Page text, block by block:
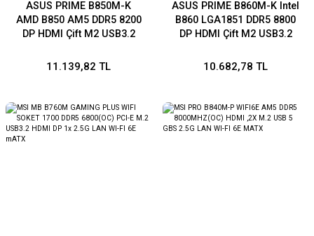
ASUS PRIME B850M-K
AMD B850 AM5 DDR5 8200
DP HDMI Çift M2 USB3.2
mATX 8+2+1 Güç
11.139,82 TL
ASUS PRIME B860M-K Intel
B860 LGA1851 DDR5 8800
DP HDMI Çift M2 USB3.2
mATX 6+1+1 Güç
10.682,78 TL